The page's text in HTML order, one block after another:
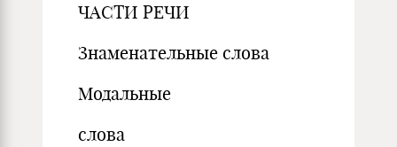
ЧАСТИ РЕЧИ
Знаменательные слова
Модальные
слова